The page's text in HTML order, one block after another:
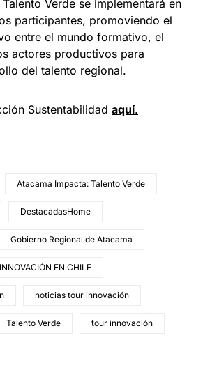
Verde se implementará en
participantes, promoviendo el
entre el mundo formativo, el
actores productivos para
del talento regional.
Sustentabilidad aquí.
Atacama Impacta: Talento Verde
DestacadasHome
Gobierno Regional de Atacama
INNOVACIÓN EN CHILE
noticias tour innovación
Talento Verde tour innovación